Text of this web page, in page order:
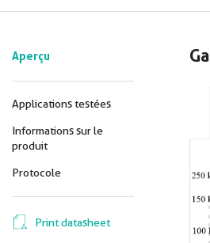
Aperçu
Applications testées
Informations sur le
produit
Protocole
Print datasheet